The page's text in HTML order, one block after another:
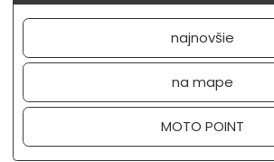
najnovšie
na mape
MOTO POINT